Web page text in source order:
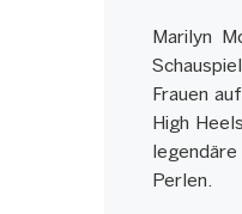
Marilyn
Frauen
High
Perlen.